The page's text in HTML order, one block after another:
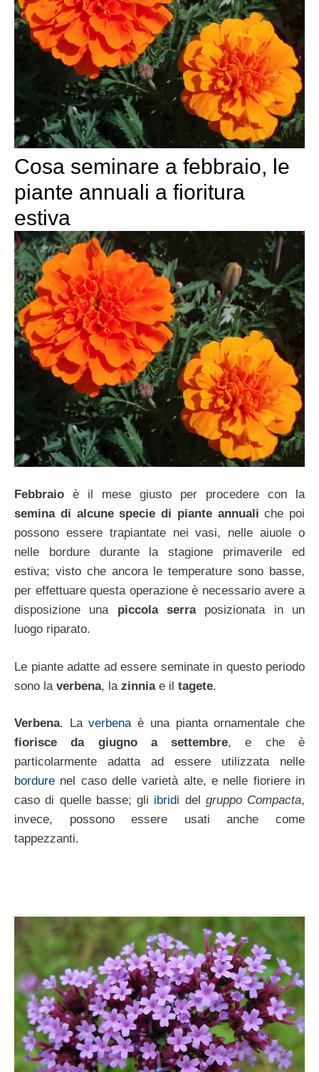
Cosa seminare a febbraio, le
piante annuali a fioritura
estiva
Febbraio è il mese giusto per procedere con la
semina di alcune specie di piante annuali che poi
possono essere trapiantate nei vasi, nelle aiuole o
nelle bordure durante la stagione primaverile ed
estiva; visto che ancora le temperature sono basse,
per effettuare questa operazione è necessario avere a
disposizione una piccola serraposizionata in un
luogo riparato.
Le piante adatte ad essere seminate in questo periodo
sono la verbena, la zinniae il tagete.
Verbena. Laverbenaè una pianta ornamentale che
fiorisce da giugno a settembre, e che è
particolarmente adatta ad essere utilizzata nelle
bordure nel caso delle varietà alte, e nelle fioriere in
caso di quelle basse; gli ibridi del gruppo Compacta,
invece, possono essere usati anche come
tappezzanti.